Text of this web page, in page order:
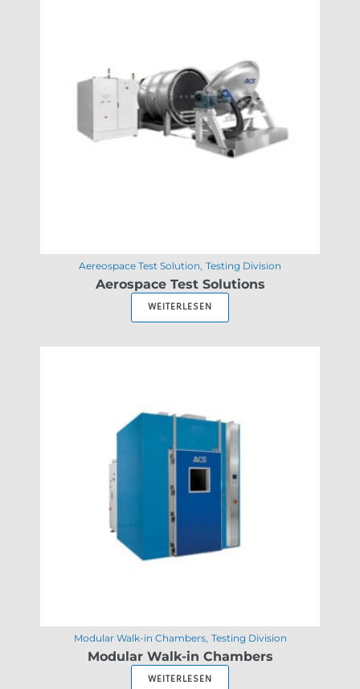
Aereospace Test Solution Testing Division
Aerospace Test Solutions
WEITERLESEN
Modular Walk-in Chambers Testing Division
Modular Walk-in Chambers
WEITERLESEN